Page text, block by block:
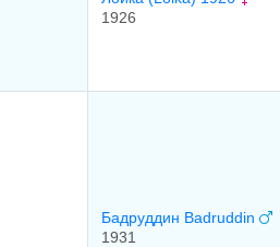
1926
Бадруддин Badruddin
1931